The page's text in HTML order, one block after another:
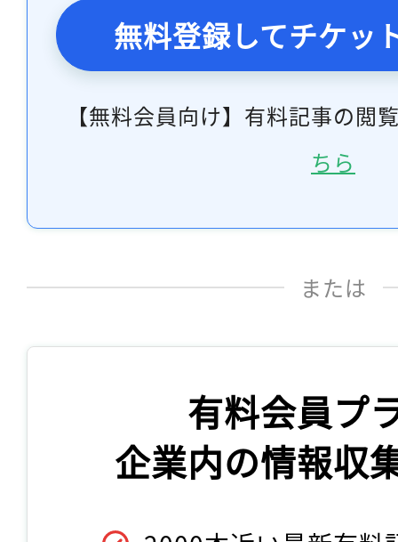
無料登録してチケッ
【無料会員向け】有料記事の閲
ちら
または
有料会員プ
企業内の情報収